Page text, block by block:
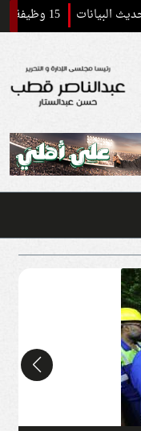
15 وظيفة سائق بالهيئة العامة للتنمية الصناعية.. التقديم يبدأ غدًا